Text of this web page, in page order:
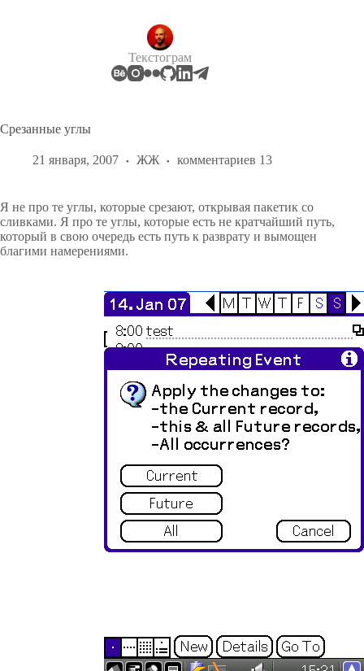
Текстограм
Срезанные углы
21 января, 2007 ЖЖ комментариев 13
Я не про те углы, которые срезают, открывая пакетик со
сливками. Я про те углы, которые есть не кратчайший путь,
который в свою очередь есть путь к разврату и вымощен
благими намерениями.